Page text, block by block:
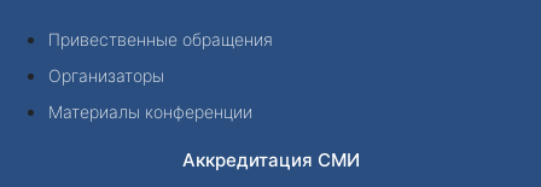
Привественные обращения
Организаторы
Материалы конференции
Аккредитация СМИ